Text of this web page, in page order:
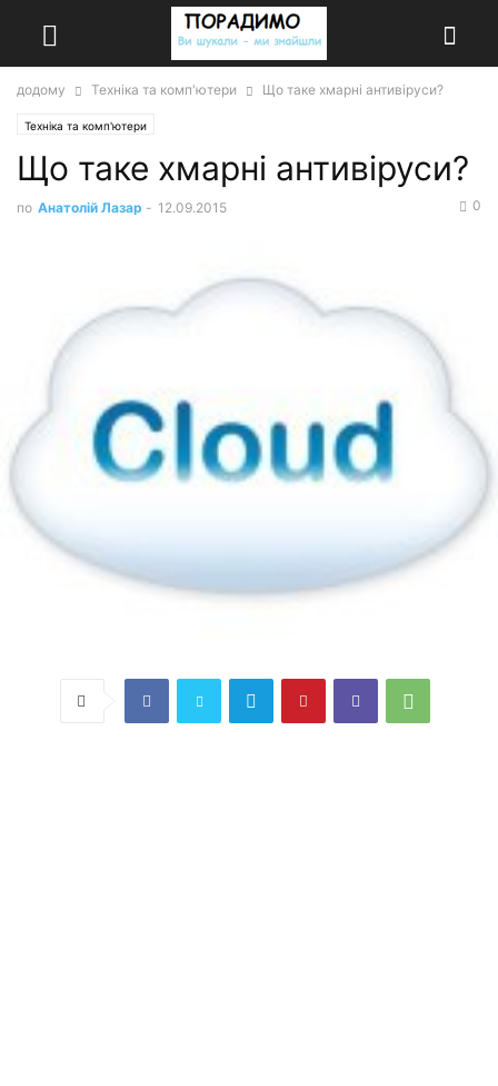
додому Техніка та комп'ютери Що таке хмарні антивіруси?
Техніка та комп'ютери
Що таке хмарні антивіруси?
по Анатолій Лазар - 12.09.2015 0